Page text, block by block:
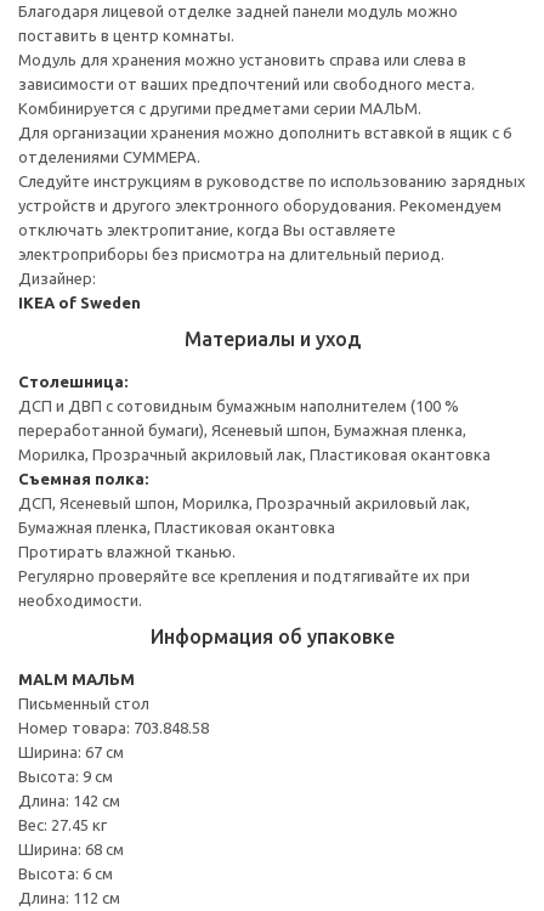
Благодаря лицевой отделке задней панели модуль можно
поставить в центр комнаты.
Модуль для хранения можно установить справа или слева в
зависимости от ваших предпочтений или свободного места.
Комбинируется с другими предметами серии МАЛЬМ.
Для организации хранения можно дополнить вставкой в ящик с 6
отделениями СУММЕРА.
Следуйте инструкциям в руководстве по использованию зарядных
устройств и другого электронного оборудования. Рекомендуем
отключать электропитание, когда Вы оставляете
электроприборы без присмотра на длительный период.
Дизайнер:
IKEA of Sweden
Материалы и уход
Столешница:
ДСП и ДВП с сотовидным бумажным наполнителем (100 %
переработанной бумаги), Ясеневый шпон, Бумажная пленка,
Морилка, Прозрачный акриловый лак, Пластиковая окантовка
Съемная полка:
ДСП, Ясеневый шпон, Морилка, Прозрачный акриловый лак,
Бумажная пленка, Пластиковая окантовка
Протирать влажной тканью.
Регулярно проверяйте все крепления и подтягивайте их при
необходимости.
Информация об упаковке
MALM МАЛЬМ
Письменный стол
Номер товара: 703.848.58
Ширина: 67 см
Высота: 9 см
Длина: 142 см
Вес: 27.45 кг
Ширина: 68 см
Высота: 6 см
Длина: 112 см